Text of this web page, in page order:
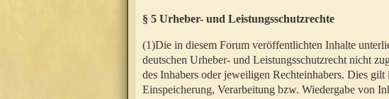
§ 5 Urheber- und Leistungsschutzrechte
(1)Die in diesem Forum veröffentlichten Inhalte
deutschen Urheber- und Leistungsschutzrecht nicht
des Inhabers oder jeweiligen Rechteinhabers. Dies
Einspeicherung, Verarbeitung bzw. Wiedergabe von